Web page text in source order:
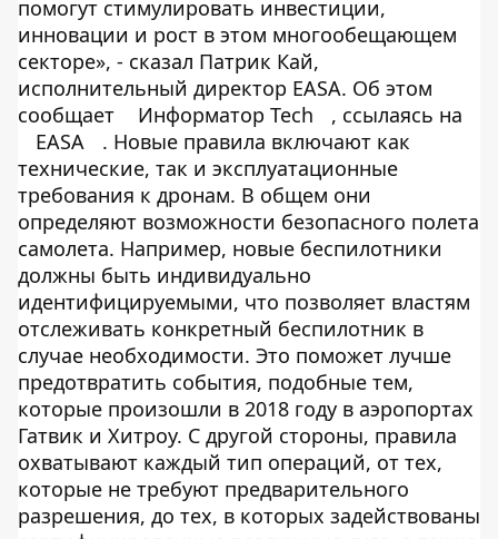
помогут стимулировать инвестиции,
инновации и рост в этом многообещающем
секторе», - сказал Патрик Кай,
исполнительный директор EASA. Об этом
сообщает
Информатор Tech
, ссылаясь на
EASA
. Новые правила включают как
технические, так и эксплуатационные
требования к дронам. В общем они
определяют возможности безопасного полета
самолета. Например, новые беспилотники
должны быть индивидуально
идентифицируемыми, что позволяет властям
отслеживать конкретный беспилотник в
случае необходимости. Это поможет лучше
предотвратить события, подобные тем,
которые произошли в 2018 году в аэропортах
Гатвик и Хитроу. С другой стороны, правила
охватывают каждый тип операций, от тех,
которые не требуют предварительного
разрешения, до тех, в которых задействованы